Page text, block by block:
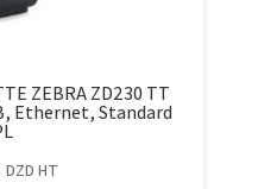
ZEBRA ZD230 TT
Ethernet, Standard
DZD HT